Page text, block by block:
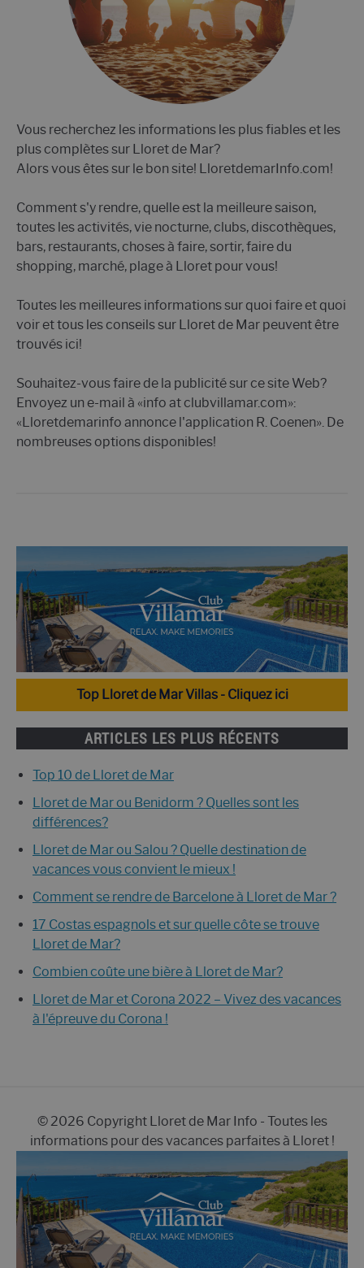
Vous recherchez les informations les plus fiables et les
plus complètes sur Lloret de Mar?
Alors vous êtes sur le bon site! LloretdemarInfo.com!
Comment s'y rendre, quelle est la meilleure saison,
toutes les activités, vie nocturne, clubs, discothèques,
bars, restaurants, choses à faire, sortir, faire du
shopping, marché, plage à Lloret pour vous!
Toutes les meilleures informations sur quoi faire et quoi
voir et tous les conseils sur Lloret de Mar peuvent être
trouvés ici!
Souhaitez-vous faire de la publicité sur ce site Web?
Envoyez un e-mail à «info at clubvillamar.com»:
«Lloretdemarinfo annonce l'application R. Coenen». De
nombreuses options disponibles!
Top Lloret de Mar Villas - Cliquez ici
ARTICLES LES PLUS RÉCENTS
Top 10 de Lloret de Mar
Lloret de Mar ou Benidorm ? Quelles sont les
différences?
Lloret de Mar ou Salou ? Quelle destination de
vacances vous convient le mieux !
Comment se rendre de Barcelone à Lloret de Mar ?
17 Costas espagnols et sur quelle côte se trouve
Lloret de Mar?
Combien coûte une bière à Lloret de Mar?
Lloret de Mar et Corona 2022 – Vivez des vacances
à l'épreuve du Corona !
© 2026 Copyright Lloret de Mar Info - Toutes les
informations pour des vacances parfaites à Lloret !